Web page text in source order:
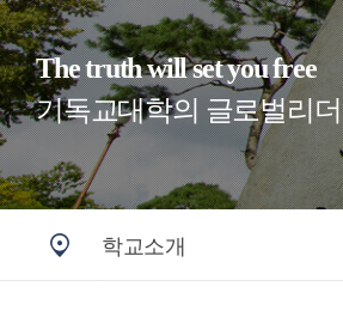
The truth will set you free
기독교대학의 글로벌리더
학교소개